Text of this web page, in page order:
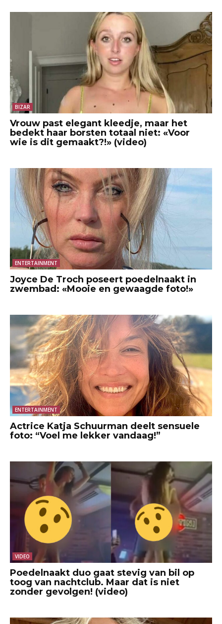
BIZAR
Vrouw past elegant kleedje, maar het
bedekt haar borsten totaal niet: «Voor
wie is dit gemaakt?!» (video)
ENTERTAINMENT
Joyce De Troch poseert poedelnaakt in
zwembad: «Mooie en gewaagde foto!»
ENTERTAINMENT
Actrice Katja Schuurman deelt sensuele
foto: “Voel me lekker vandaag!”
VIDEO
Poedelnaakt duo gaat stevig van bil op
toog van nachtclub. Maar dat is niet
zonder gevolgen! (video)